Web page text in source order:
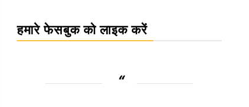
हमारे फेसबुक को लाइक करें